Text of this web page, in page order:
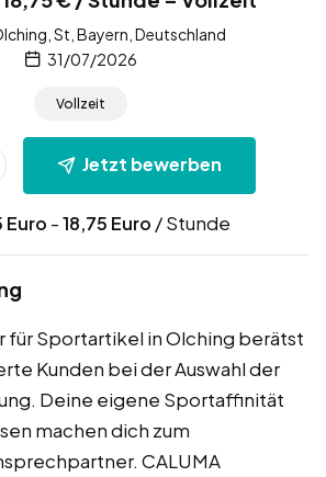
St, Bayern, Deutschland
31/07/2026
Vollzeit
Jetzt bewerben
Euro -18,75 Euro / Stunde
für Sportartikel in Olching berätst
Kunden bei der Auswahl der
Deine eigene Sportaffinität
machen dich zum
CALUMA